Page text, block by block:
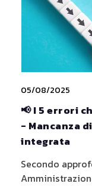
05/08/2025
📢 I 5 errori
- Mancanza
integrata
Secondo